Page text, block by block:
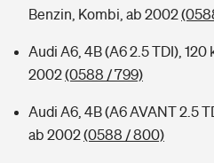
Benzin, Kombi, ab 2002
Audi A6, 4B (A6 2.5 TDI),
2002(0588 / 799)
Audi A6, 4B (A6 AVANT 2.5
ab 2002(0588 / 800)